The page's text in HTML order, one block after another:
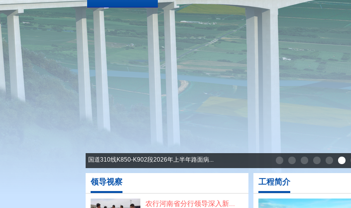
国道310线K850-K902段2026年上半年路面病...
领导视察
农行河南省分行领导深入新...
工程简介